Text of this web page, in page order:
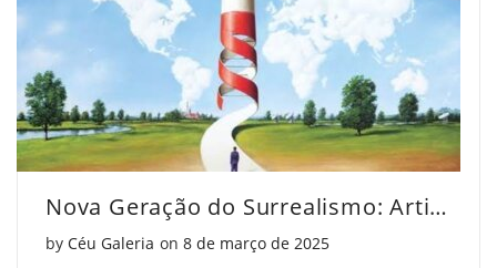
Nova Geração do Surrealismo: Artistas que Inspiram
by Céu Galeria on Posted on
8 de março de 2025